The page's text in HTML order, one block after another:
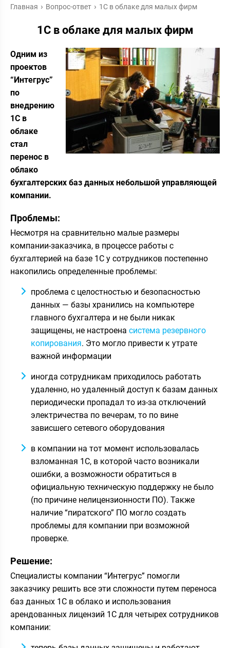
Главная Вопрос-ответ 1С в облаке для малых фирм
1С в облаке для малых фирм
Одним из
проектов
“Интегрус”
по
внедрению
1С в
облаке
стал
перенос в
облако
бухгалтерских баз данных небольшой управляющей
компании.
Проблемы:
Несмотря на сравнительно малые размеры
компании-заказчика, в процессе работы с
бухгалтерией на базе 1С у сотрудников постепенно
накопились определенные проблемы:
проблема с целостностью и безопасностью
данных — базы хранились на компьютере
главного бухгалтера и не были никак
защищены, не настроена система резервного
копирования. Это могло привести к утрате
важной информации
иногда сотрудникам приходилось работать
удаленно, но удаленный доступ к базам данных
периодически пропадал то из-за отключений
электричества по вечерам, то по вине
зависшего сетевого оборудования
в компании на тот момент использовалась
взломанная 1С, в которой часто возникали
ошибки, а возможности обратиться в
официальную техническую поддержку не было
(по причине нелицензионности ПО). Также
наличие “пиратского” ПО могло создать
проблемы для компании при возможной
проверке.
Решение:
Специалисты компании “Интегрус” помогли
заказчику решить все эти сложности путем переноса
баз данных 1С в облако и использования
арендованных лицензий 1С для четырех сотрудников
компании: